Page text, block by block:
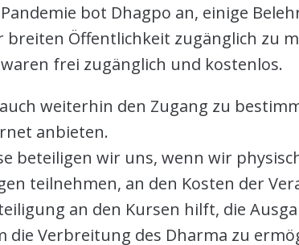
bot Dhagpo an, einige
Öffentlichkeit zugänglich zu
frei zugänglich und kostenlos.
weiterhin den Zugang zu
anbieten.
beteiligen wir uns, wenn wir
teilnehmen, an den Kosten der
an den Kursen hilft, die
die Verbreitung des Dharma zu